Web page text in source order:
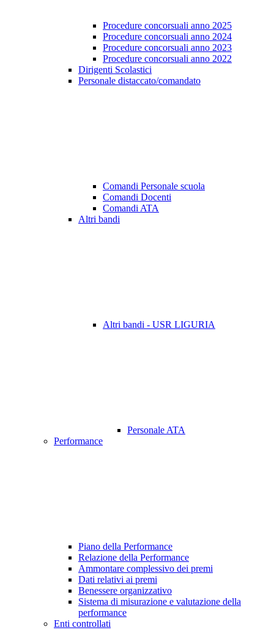
Procedure concorsuali anno 2025
Procedure concorsuali anno 2024
Procedure concorsuali anno 2023
Procedure concorsuali anno 2022
Dirigenti Scolastici
Personale distaccato/comandato
Comandi Personale scuola
Comandi Docenti
Comandi ATA
Altri bandi
Altri bandi - USR LIGURIA
Personale ATA
Performance
Piano della Performance
Relazione della Performance
Ammontare complessivo dei premi
Dati relativi ai premi
Benessere organizzativo
Sistema di misurazione e valutazione della
performance
Enti controllati